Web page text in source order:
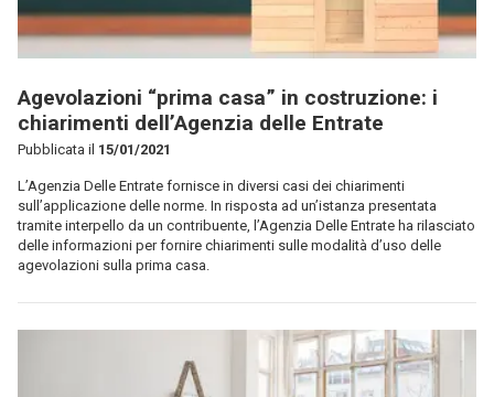
Agevolazioni “prima casa” in costruzione: i
chiarimenti dell’Agenzia delle Entrate
Pubblicata il 15/01/2021
L’Agenzia Delle Entrate fornisce in diversi casi dei chiarimenti
sull’applicazione delle norme. In risposta ad un’istanza presentata
tramite interpello da un contribuente, l’Agenzia Delle Entrate ha rilasciato
delle informazioni per fornire chiarimenti sulle modalità d’uso delle
agevolazioni sulla prima casa.